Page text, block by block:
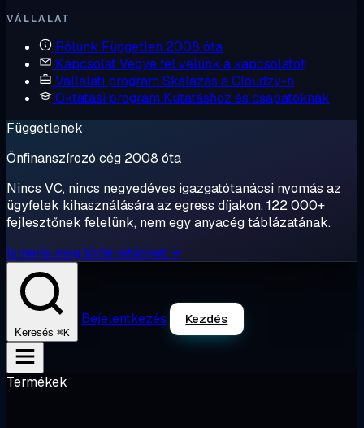
VÁLLALAT
Rólunk Független 2008 óta
KapcsolatVegye fel velünk a kapcsolatot
Vállalati program Skálázás a Cloudzy-n
Oktatási program Kutatáshoz és csapatoknak
Függetlenek
Önfinanszírozó cég 2008 óta
Nincs VC, nincs negyedéves igazgatótanácsi nyomás az
ügyfelek kihasználására az egress díjakon. 122 000+
fejlesztőnek felelünk, nem egy anyacég táblázatának.
Ismerje meg történetünket →
Keresés ⌘K
Bejelentkezés Kezdés
Termékek